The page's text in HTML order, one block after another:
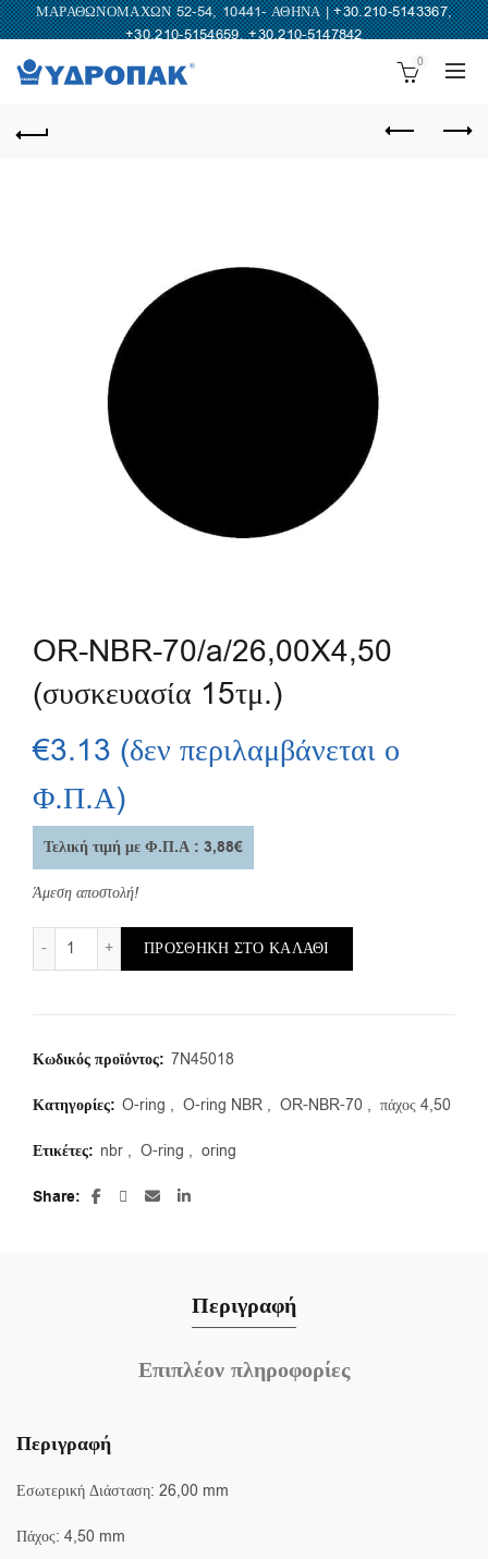
ΜΑΡΑΘΩΝΟΜΑΧΩΝ 52-54, 10441- ΑΘΗΝΑ |+30.210-5143367,
+30.210-5154659,+30.210-5147842
0
OR-NBR-70/a/26,00X4,50
(συσκευασία 15τμ.)
€3.13 (δεν περιλαμβάνεται ο
Φ.Π.Α)
Τελική τιμή με Φ.Π.Α : 3,88€
Άμεση αποστολή!
OR-NBR-70/a/26,00X4,50 (συσκευασία 15τμ.) ποσότητα
ΠΡΟΣΘΉΚΗ ΣΤΟ ΚΑΛΆΘΙ
Κωδικός προϊόντος: 7N45018
Κατηγορίες: O-ring , O-ring NBR , OR-NBR-70 , πάχος 4,50
Ετικέτες: nbr , O-ring , oring
Share
Περιγραφή
Επιπλέον πληροφορίες
Περιγραφή
Εσωτερική Διάσταση: 26,00 mm
Πάχος: 4,50 mm